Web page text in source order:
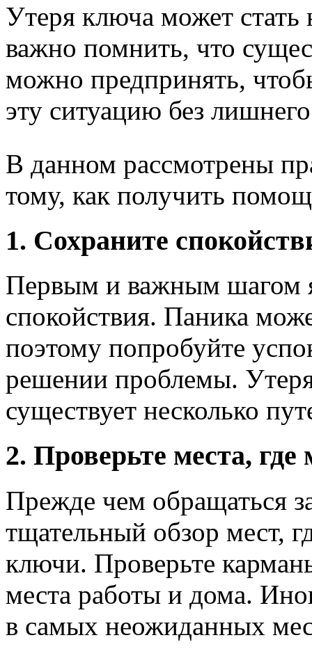
Утеря ключа может
важно помнить, что
можно предпринять,
эту ситуацию без
В данном рассмотрены
тому, как получить
1. Сохраните
Первым и важным шагом
спокойствия. Паника
поэтому попробуйте
решении проблемы.
существует несколько
2. Проверьте места,
Прежде чем обращаться
тщательный обзор мест,
ключи. Проверьте
места работы и дома.
в самых неожиданных